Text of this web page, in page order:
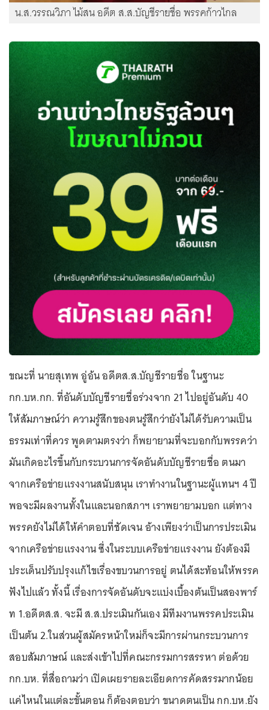
น.ส.วรรณวิภา ไม้สน อดีต ส.ส.บัญชีรายชื่อ พรรคก้าวไกล
ขณะที่ นายสุเทพ อู่อ้น อดีตส.ส.บัญชีรายชื่อ ในฐานะ
กก.บห.กก. ที่อันดับบัญชีรายชื่อร่วงจาก 21 ไปอยู่อันดับ 40
ให้สัมภาษณ์ว่า ความรู้สึกของตนรู้สึกว่ายังไม่ได้รับความเป็น
ธรรมเท่าที่ควร พูดตามตรงว่า ก็พยายามที่จะบอกกับพรรคว่า
มันเกิดอะไรขึ้นกับกระบวนการจัดอันดับบัญชีรายชื่อ ตนมา
จากเครือข่ายแรงงานสนับสนุน เราทำงานในฐานะผู้แทนฯ 4 ปี
พอจะมีผลงานทั้งในและนอกสภาฯ เราพยายามบอก แต่ทาง
พรรคยังไม่ได้ให้คำตอบที่ชัดเจน อ้างเพียงว่าเป็นการประเมิน
จากเครือข่ายแรงงาน ซึ่งในระบบเครือข่ายแรงงาน ยังต้องมี
ประเด็นปรับปรุงแก้ไขเรื่องขบวนการอยู่ ตนได้สะท้อนให้พรรค
ฟังไปแล้ว ทั้งนี้ เรื่องการจัดอันดับจะแบ่งเบื้องต้นเป็นสองพาร์
ท 1.อดีตส.ส. จะมี ส.ส.ประเมินกันเอง มีทีมงานพรรคประเมิน
เป็นต้น 2.ในส่วนผู้สมัครหน้าใหม่ก็จะมีการผ่านกระบวนการ
สอบสัมภาษณ์ และส่งเข้าไปที่คณะกรรมการสรรหา ต่อด้วย
กก.บห. ที่สื่อถามว่า เปิดเผยรายละเอียดการคัดสรรมากน้อย
แค่ไหนในแต่ละขั้นตอน ก็ต้องตอบว่า ขนาดตนเป็น กก.บห.ยัง